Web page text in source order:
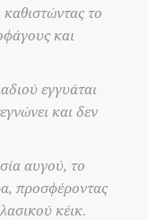
το
και
εγγυάται
και δεν
αυγού, το
προσφέροντας
κέικ.